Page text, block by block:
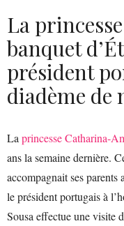
La
banquet
président
diadème de
La princesse Catharina-
ans la semaine dernière.
accompagnait ses parents
le président portugais à
Sousa effectue une visite